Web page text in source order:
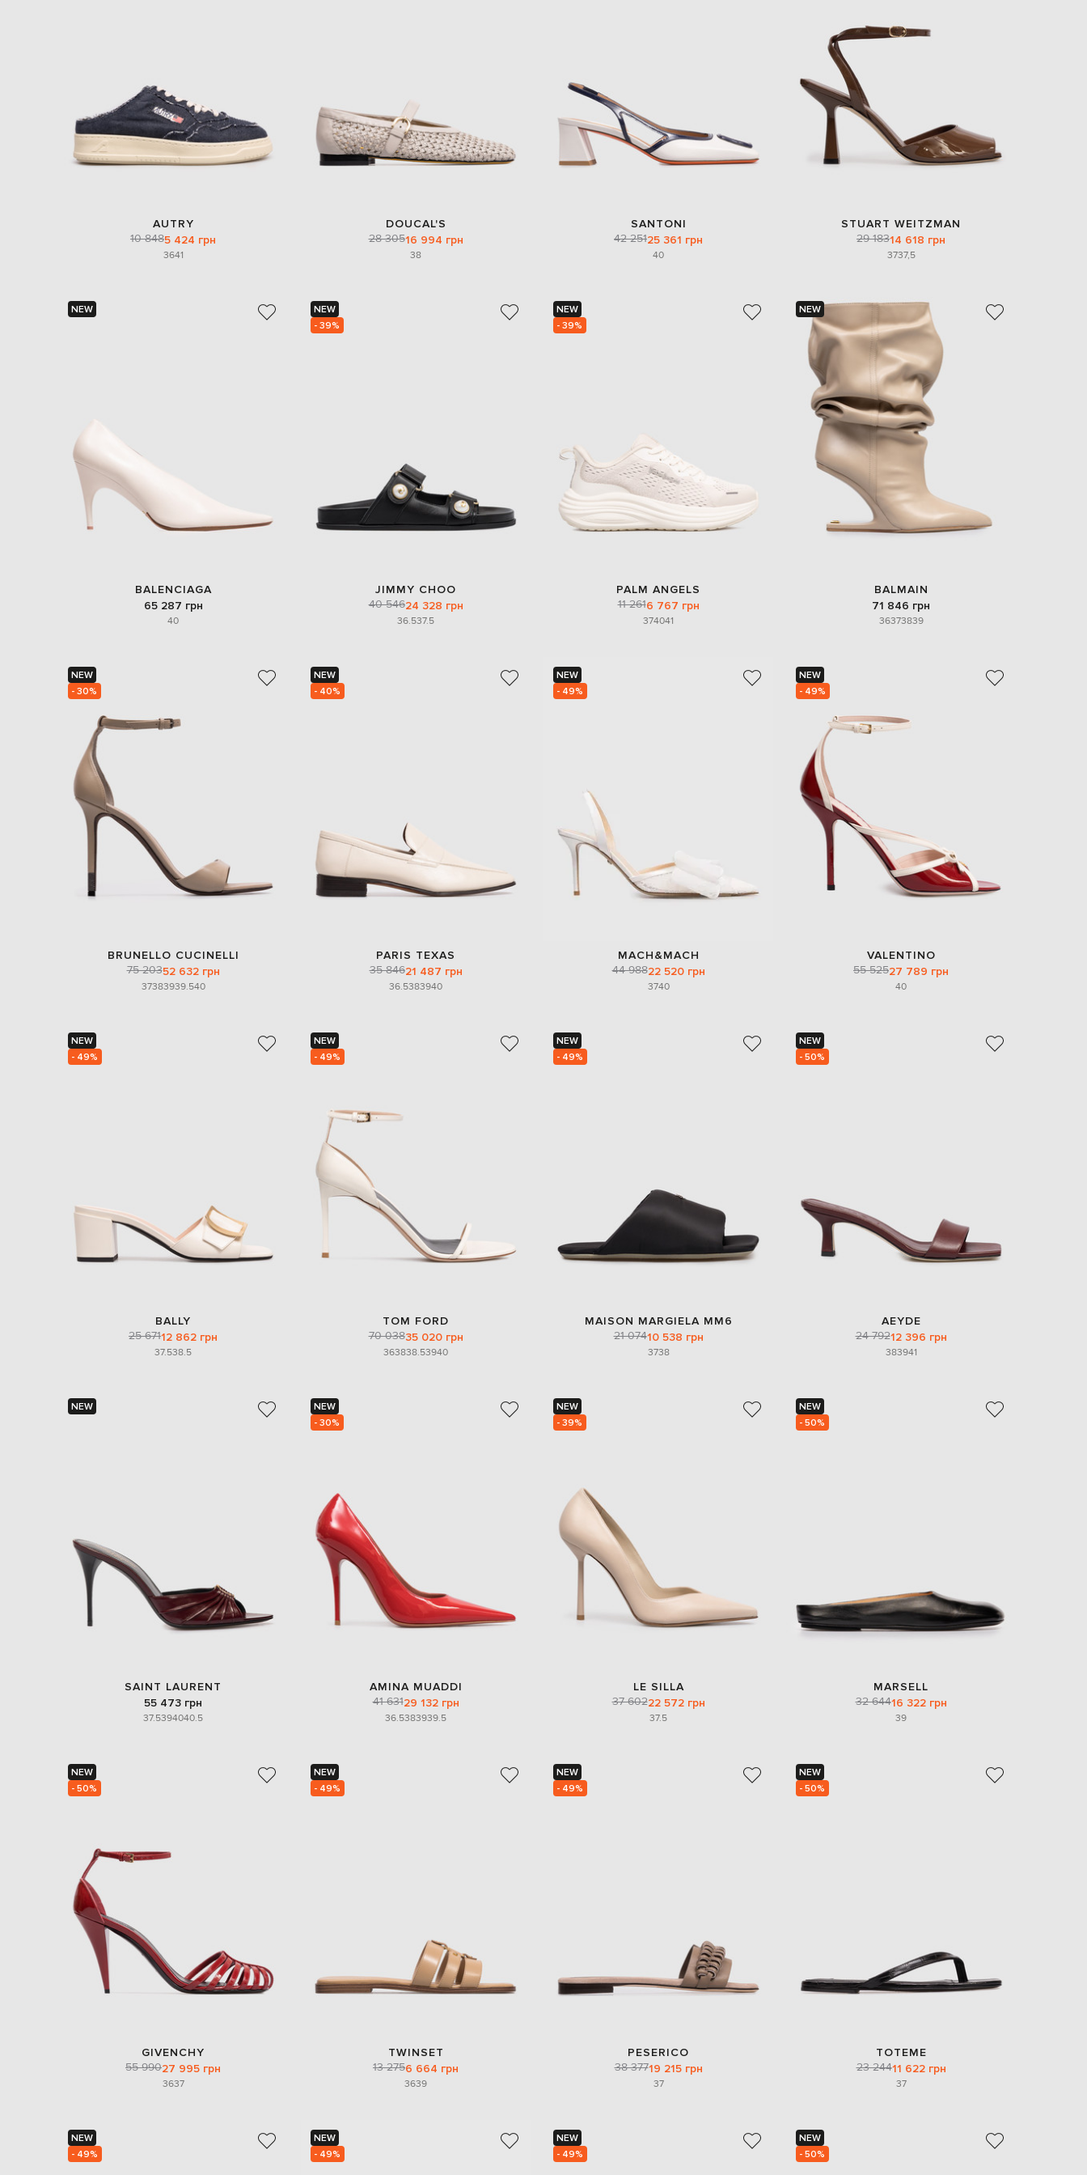
Luxembourg
Sweden
AUTRY
10 8485 424 грн
3641
DOUCAL'S
28 30516 994 грн
38
SANTONI
42 25125 361 грн
40
STUART WEITZMAN
29 18314 618 грн
3737,5
NEW
BALENCIAGA
65 287 грн
40
NEW
- 39%
JIMMY CHOO
40 54624 328 грн
36.537.5
NEW
- 39%
PALM ANGELS
11 2616 767 грн
374041
NEW
BALMAIN
71 846 грн
36373839
NEW
- 30%
BRUNELLO CUCINELLI
75 20352 632 грн
37383939.540
NEW
- 40%
PARIS TEXAS
35 84621 487 грн
36.5383940
NEW
- 49%
MACH&MACH
44 98822 520 грн
3740
NEW
- 49%
VALENTINO
55 52527 789 грн
40
NEW
- 49%
BALLY
25 67112 862 грн
37.538.5
NEW
- 49%
TOM FORD
70 03835 020 грн
363838.53940
NEW
- 49%
MAISON MARGIELA MM6
21 07410 538 грн
3738
NEW
- 50%
AEYDE
24 79212 396 грн
383941
NEW
SAINT LAURENT
55 473 грн
37.5394040.5
NEW
- 30%
AMINA MUADDI
41 63129 132 грн
36.5383939.5
NEW
- 39%
LE SILLA
37 60222 572 грн
37.5
NEW
- 50%
MARSELL
32 64416 322 грн
39
NEW
- 50%
GIVENCHY
55 99027 995 грн
3637
NEW
- 49%
TWINSET
13 2756 664 грн
3639
NEW
- 49%
PESERICO
38 37719 215 грн
37
NEW
- 50%
TOTEME
23 24411 622 грн
37
NEW
- 49%
NEW
- 49%
NEW
- 49%
NEW
- 50%